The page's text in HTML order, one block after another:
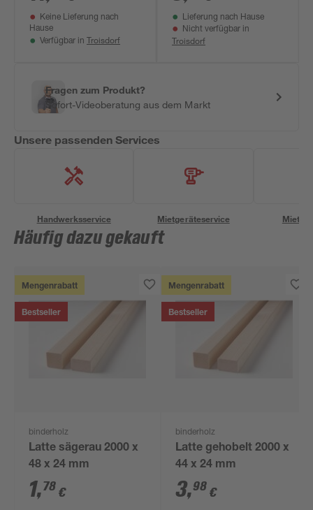
Keine Lieferung nach
Hause
Verfügbar in Troisdorf
Lieferung nach Hause
Nicht verfügbar in
Troisdorf
Fragen zum Produkt?
Sofort-Videoberatung aus dem Markt
Unsere passenden Services
Handwerksservice Mietgeräteservice
Häufig dazu gekauft
Mengenrabatt
Bestseller
binderholz
Latte sägerau 2000 x
48 x 24 mm
1,78 €
Mengenrabatt
Bestseller
binderholz
Latte gehobelt 2000 x
44 x 24 mm
3,98 €